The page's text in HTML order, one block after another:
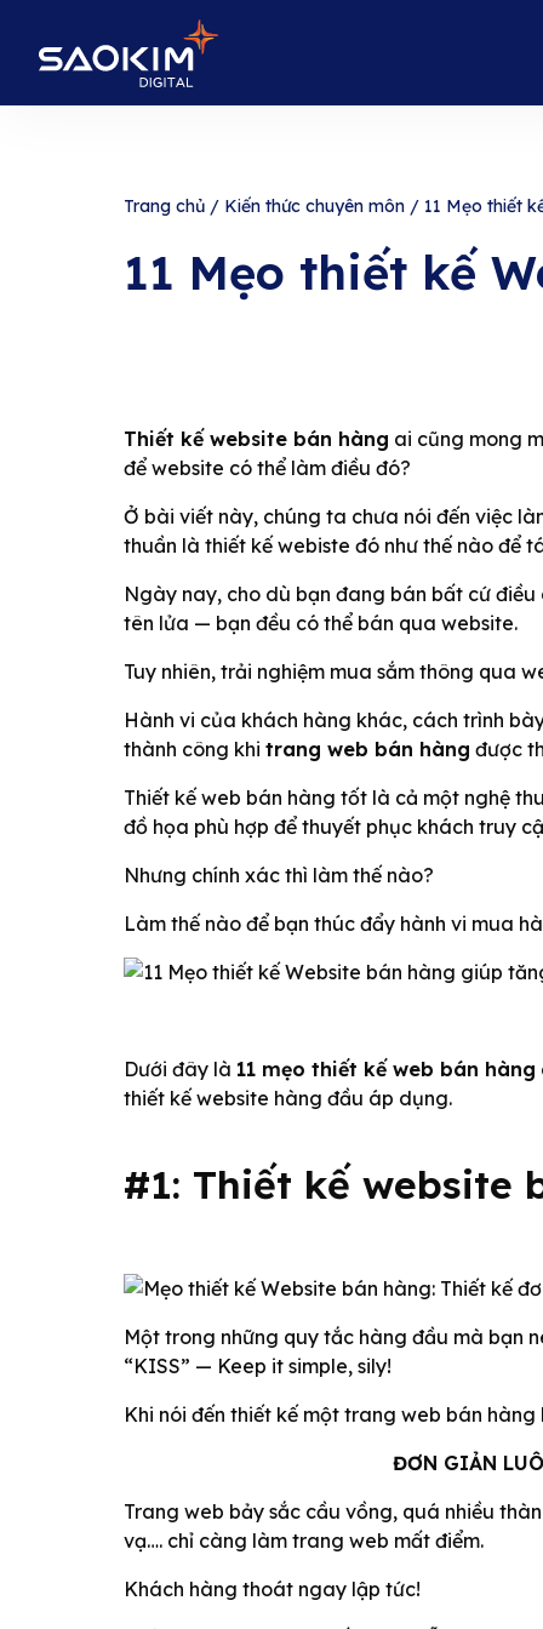
Trang chủ / Kiến thức chuyên môn / 11 Mẹo thiết
11 Mẹo thiết kế
Thiết kế website bán hàng ai cũng mong
để website có thể làm điều đó?
Ở bài viết này, chúng ta chưa nói đến việc
thuần là thiết kế webiste đó như thế nào để
Ngày nay, cho dù bạn đang bán bất cứ
tên lửa — bạn đều có thể bán qua website.
Tuy nhiên, trải nghiệm mua sắm thông qua
Hành vi của khách hàng khác, cách trình
thành công khi trang web bán hàng được
Thiết kế web bán hàng tốt là cả một nghệ
đồ họa phù hợp để thuyết phục khách truy
Nhưng chính xác thì làm thế nào?
Làm thế nào để bạn thúc đẩy hành vi mua
Dưới đây là 11 mẹo thiết kế web bán hàng
thiết kế website hàng đầu áp dụng.
#1: Thiết kế website
Một trong những quy tắc hàng đầu mà bạn
“KISS” — Keep it simple, sily!
Khi nói đến thiết kế một trang web bán
ĐƠN GIẢN
Trang web bảy sắc cầu vồng, quá nhiều
vạ…. chỉ càng làm trang web mất điểm.
Khách hàng thoát ngay lập tức!